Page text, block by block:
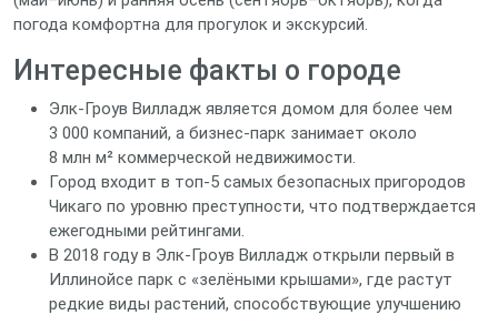
погода комфортна для прогулок и экскурсий.
Интересные факты о городе
Элк‑Гроув Вилладж является домом для более чем
3 000 компаний, а бизнес‑парк занимает около
8 млн м² коммерческой недвижимости.
Город входит в топ‑5 самых безопасных пригородов
Чикаго по уровню преступности, что подтверждается
ежегодными рейтингами.
В 2018 году в Элк‑Гроув Вилладж открыли первый в
Иллинойсе парк с «зелёными крышами», где растут
редкие виды растений, способствующие улучшению